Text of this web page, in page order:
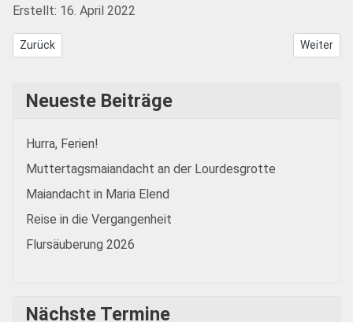
Neueste Beiträge
Hurra, Ferien!
Muttertagsmaiandacht an der Lourdesgrotte
Maiandacht in Maria Elend
Reise in die Vergangenheit
Flursäuberung 2026
Nächste Termine
Erstellt: 16. April 2022
Vorheriger Beitrag: Mitgliedertreffen 2022
Zurück Nächster
Weiter